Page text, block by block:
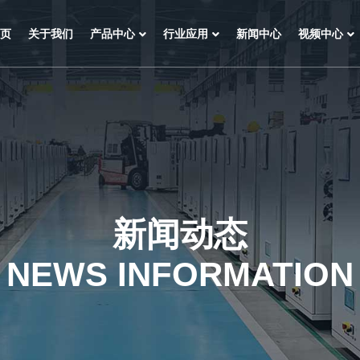
关于我们 产品中心 行业应用 新闻中心 视频中心
新闻动态
NEWS INFORMATION